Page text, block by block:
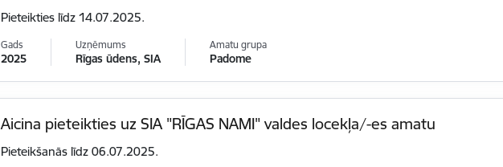
Pieteikties līdz 14.07.2025.
Gads
2025
Uzņēmums
Rīgas ūdens, SIA
Amatu grupa
Padome
Aicina pieteikties uz SIA "RĪGAS NAMI" valdes locekļa/-es amatu
Pieteikšanās līdz 06.07.2025.